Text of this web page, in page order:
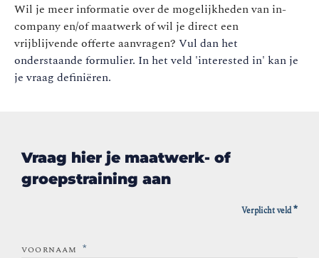
Wil je meer informatie over de mogelijkheden van in-
company en/of maatwerk of wil je direct een
vrijblijvende offerte aanvragen? Vul dan het
onderstaande formulier. In het veld 'interested in' kan je
je vraag definiëren.
Vraag hier je maatwerk- of
groepstraining aan
Verplicht veld*
VOORNAAM *